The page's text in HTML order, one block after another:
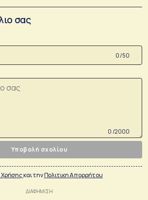
σας
0 /50
0 /2000
Υποβολή σχολίου
Χρήσηςκαι τηνΠολιτικη Απορρήτου